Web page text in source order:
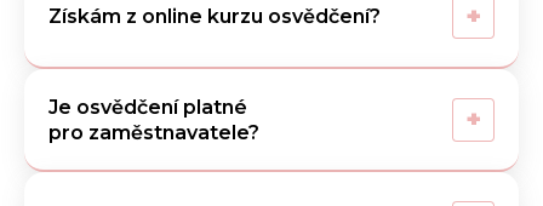
Získám z online kurzu osvědčení? +
Je osvědčení platné
pro zaměstnavatele?
+